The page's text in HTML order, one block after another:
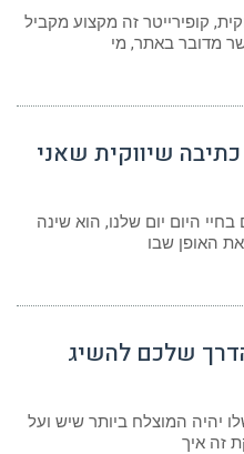
קופירייטר זה מקצוע מקביל
מדובר באתר, מי
שיווקית שאני
היום יום שלנו, הוא שינה
האופן שבו
שלכם להשיג
יהיה המוצלח ביותר שיש ועל
זה איך